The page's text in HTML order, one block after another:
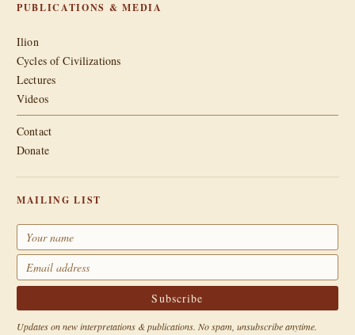
PUBLICATIONS & MEDIA
Ilion
Cycles of Civilizations
Lectures
Videos
Contact
Donate
MAILING LIST
Updates on new interpretations & publications. No spam, unsubscribe anytime.